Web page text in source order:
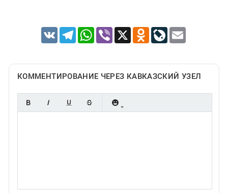
VK TelegramWhatsApp
Viber X Odnoklassniki
LiveJournal
Email
КОММЕНТИРОВАНИЕ ЧЕРЕЗ КАВКАЗСКИЙ УЗЕЛ